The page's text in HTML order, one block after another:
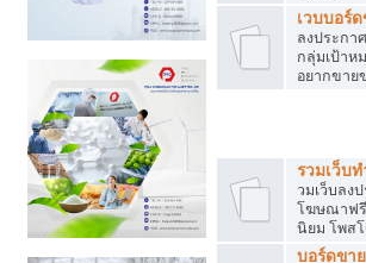
เวบบอร์
ลงประกา
กลุ่มเป้าห
อยากขาย
รวมเว็บ
วมเว็บลง
โฆษณาฟรี
นิยม โพส
บอร์ดขา